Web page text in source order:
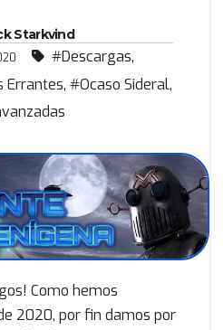
Starkvind
#Descargas,
Errantes, #Ocaso Sideral,
Como hemos
2020, por fin damos por